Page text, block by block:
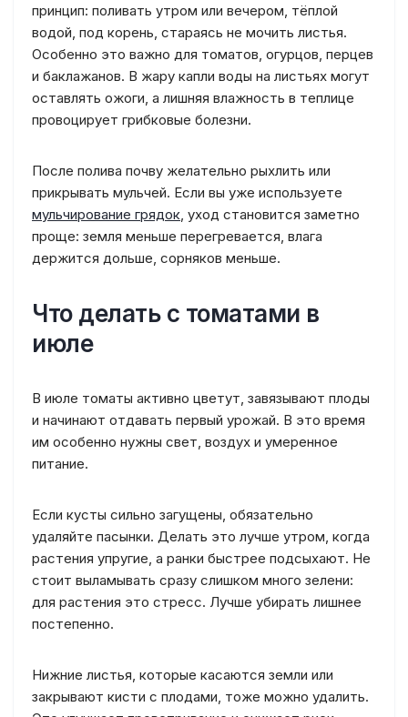
принцип: поливать утром или вечером, тёплой
водой, под корень, стараясь не мочить листья.
Особенно это важно для томатов, огурцов, перцев
и баклажанов. В жару капли воды на листьях могут
оставлять ожоги, а лишняя влажность в теплице
провоцирует грибковые болезни.
После полива почву желательно рыхлить или
прикрывать мульчей. Если вы уже используете
мульчирование грядок, уход становится заметно
проще: земля меньше перегревается, влага
держится дольше, сорняков меньше.
Что делать с томатами в
июле
В июле томаты активно цветут, завязывают плоды
и начинают отдавать первый урожай. В это время
им особенно нужны свет, воздух и умеренное
питание.
Если кусты сильно загущены, обязательно
удаляйте пасынки. Делать это лучше утром, когда
растения упругие, а ранки быстрее подсыхают. Не
стоит выламывать сразу слишком много зелени:
для растения это стресс. Лучше убирать лишнее
постепенно.
Нижние листья, которые касаются земли или
закрывают кисти с плодами, тоже можно удалить.